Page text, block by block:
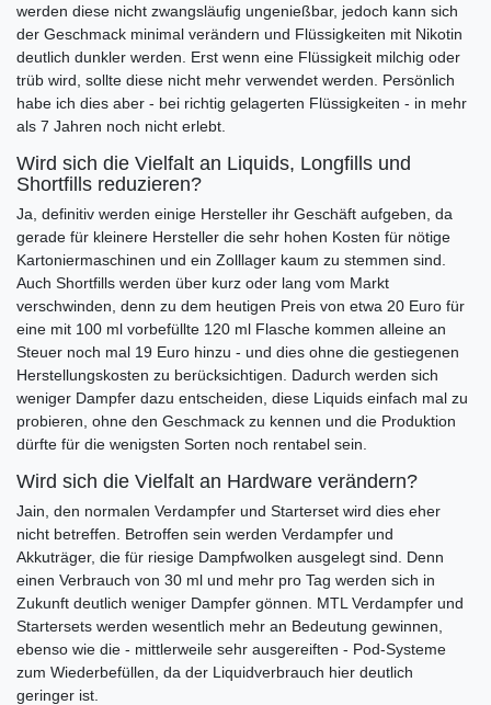
werden diese nicht zwangsläufig ungenießbar, jedoch kann sich
der Geschmack minimal verändern und Flüssigkeiten mit Nikotin
deutlich dunkler werden. Erst wenn eine Flüssigkeit milchig oder
trüb wird, sollte diese nicht mehr verwendet werden. Persönlich
habe ich dies aber - bei richtig gelagerten Flüssigkeiten - in mehr
als 7 Jahren noch nicht erlebt.
Wird sich die Vielfalt an Liquids, Longfills und
Shortfills reduzieren?
Ja, definitiv werden einige Hersteller ihr Geschäft aufgeben, da
gerade für kleinere Hersteller die sehr hohen Kosten für nötige
Kartoniermaschinen und ein Zolllager kaum zu stemmen sind.
Auch Shortfills werden über kurz oder lang vom Markt
verschwinden, denn zu dem heutigen Preis von etwa 20 Euro für
eine mit 100 ml vorbefüllte 120 ml Flasche kommen alleine an
Steuer noch mal 19 Euro hinzu - und dies ohne die gestiegenen
Herstellungskosten zu berücksichtigen. Dadurch werden sich
weniger Dampfer dazu entscheiden, diese Liquids einfach mal zu
probieren, ohne den Geschmack zu kennen und die Produktion
dürfte für die wenigsten Sorten noch rentabel sein.
Wird sich die Vielfalt an Hardware verändern?
Jain, den normalen Verdampfer und Starterset wird dies eher
nicht betreffen. Betroffen sein werden Verdampfer und
Akkuträger, die für riesige Dampfwolken ausgelegt sind. Denn
einen Verbrauch von 30 ml und mehr pro Tag werden sich in
Zukunft deutlich weniger Dampfer gönnen. MTL Verdampfer und
Startersets werden wesentlich mehr an Bedeutung gewinnen,
ebenso wie die - mittlerweile sehr ausgereiften - Pod-Systeme
zum Wiederbefüllen, da der Liquidverbrauch hier deutlich
geringer ist.